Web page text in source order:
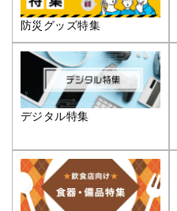
防災グッズ特集
デジタル特集